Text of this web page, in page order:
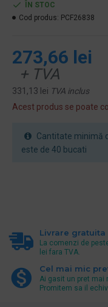
273,66 lei
+ TVA
331,13 lei TVA inclus
Acest produs se poate
ÎN STOC
Cod produs: PCF26838
Cantitate minimă
este de 40 bucati
Livrare gratuita
La comenzi de
lei fara TVA.
Cel mai mic
Ai gasit un pret mai
Promitem sa il